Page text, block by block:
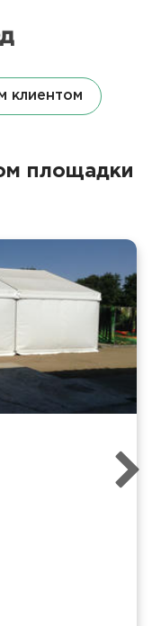
клиентом
площадки